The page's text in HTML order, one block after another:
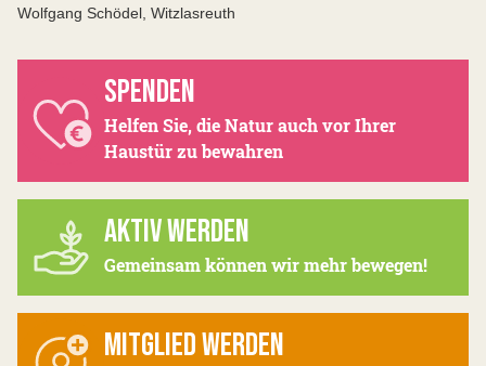
Wolfgang Schödel, Witzlasreuth
SPENDEN
Helfen Sie, die Natur auch vor Ihrer
Haustür zu bewahren
AKTIV WERDEN
Gemeinsam können wir mehr bewegen!
MITGLIED WERDEN